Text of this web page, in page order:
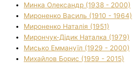
Минка Олександр (1938 - 2000)
Мироненко Василь (1910 - 1964)
Мироненко Наталія (1951)
Мирончук-Дідик Наталка (1979)
Мисько Еммануїл (1929 - 2000)
Михайлов Борис (1959 - 2015)